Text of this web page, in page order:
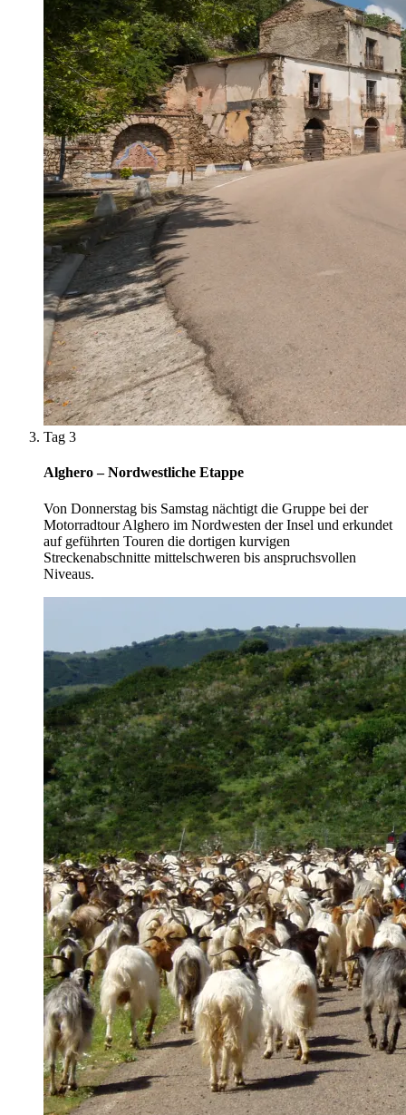
Tag 3
Alghero – Nordwestliche Etappe
Von Donnerstag bis Samstag nächtigt die Gruppe bei der
Motorradtour Alghero im Nordwesten der Insel und erkundet
auf geführten Touren die dortigen kurvigen
Streckenabschnitte mittelschweren bis anspruchsvollen
Niveaus.